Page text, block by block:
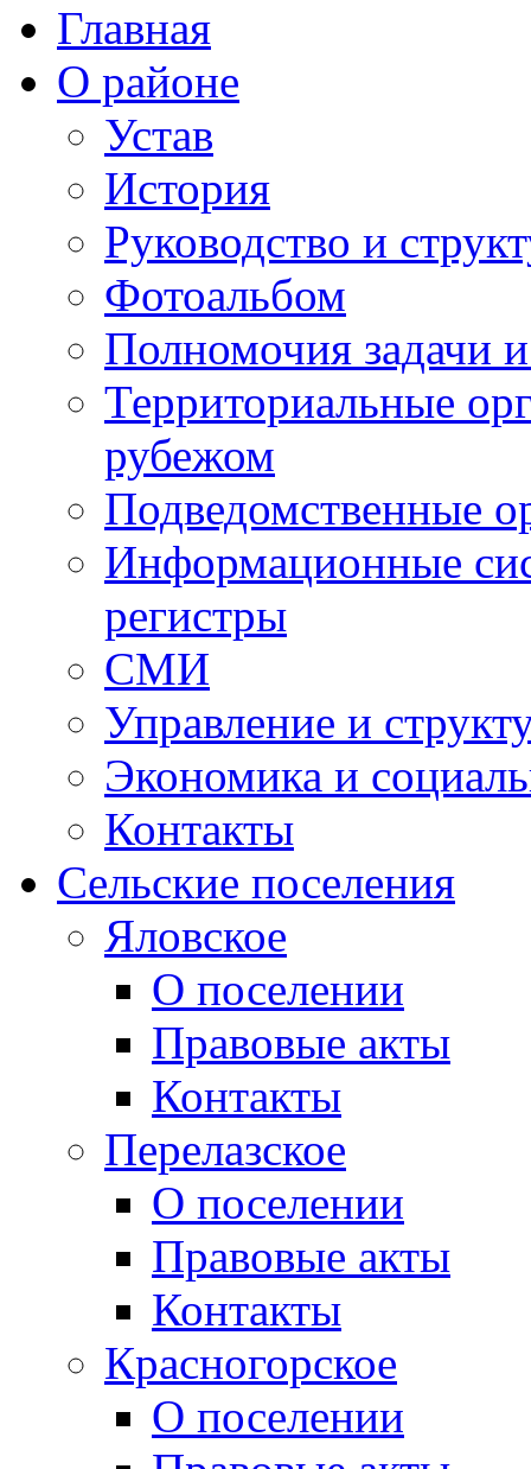
Главная
О районе
Устав
История
Руководство и
Фотоальбом
Полномочия задачи
Территориальные
рубежом
Подведомственные
Информационные
регистры
СМИ
Управление и
Экономика и
Контакты
Сельские поселения
Яловское
О поселении
Правовые акты
Контакты
Перелазское
О поселении
Правовые акты
Контакты
Красногорское
О поселении